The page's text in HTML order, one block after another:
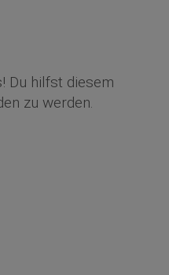
Du hilfst diesem
zu werden.